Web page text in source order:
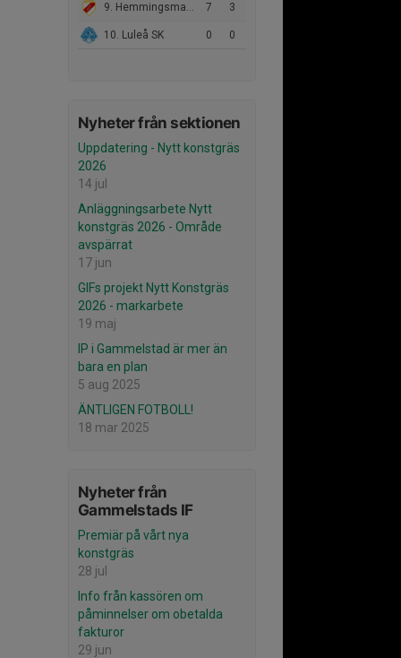
9. Hemmingsmarks IF Södra United 7 3
10. Luleå SK 0 0
Nyheter från sektionen
Uppdatering - Nytt konstgräs
2026
14 jul
Anläggningsarbete Nytt
konstgräs 2026 - Område
avspärrat
17 jun
GIFs projekt Nytt Konstgräs
2026 - markarbete
19 maj
IP i Gammelstad är mer än
bara en plan
5 aug 2025
ÄNTLIGEN FOTBOLL!
18 mar 2025
Nyheter från
Gammelstads IF
Premiär på vårt nya
konstgräs
28 jul
Info från kassören om
påminnelser om obetalda
fakturor
29 jun